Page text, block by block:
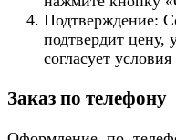
Подтверждение:
подтвердит цену,
согласует
Заказ по телефону